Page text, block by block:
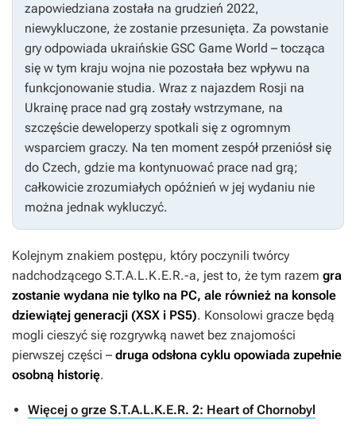
zapowiedziana została na grudzień 2022,
niewykluczone, że zostanie przesunięta. Za powstanie
gry odpowiada ukraińskie GSC Game World – tocząca
się w tym kraju wojna nie pozostała bez wpływu na
funkcjonowanie studia. Wraz z najazdem Rosji na
Ukrainę prace nad grą zostały wstrzymane, na
szczęście deweloperzy spotkali się z ogromnym
wsparciem graczy. Na ten moment zespół przeniósł się
do Czech, gdzie ma kontynuować prace nad grą;
całkowicie zrozumiałych opóźnień w jej wydaniu nie
można jednak wykluczyć.
Kolejnym znakiem postępu, który poczynili twórcy
nadchodzącego S.T.A.L.K.E.R.-a, jest to, że tym razem gra
zostanie wydana nie tylko na PC, ale również na konsole
dziewiątej generacji (XSX i PS5). Konsolowi gracze będą
mogli cieszyć się rozgrywką nawet bez znajomości
pierwszej części – druga odsłona cyklu opowiada zupełnie
osobną historię.
Więcej o grze S.T.A.L.K.E.R. 2: Heart of Chornobyl